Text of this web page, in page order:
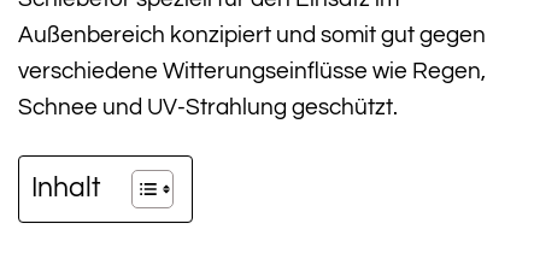
Außenbereich konzipiert und somit gut gegen
verschiedene Witterungseinflüsse wie Regen,
Schnee und UV-Strahlung geschützt.
Inhalt